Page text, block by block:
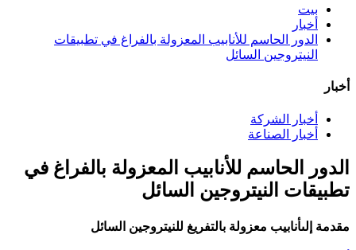
بيت
أخبار
الدور الحاسم للأنابيب المعزولة بالفراغ في تطبيقات
النيتروجين السائل
أخبار
أخبار الشركة
أخبار الصناعة
الدور الحاسم للأنابيب المعزولة بالفراغ في
تطبيقات النيتروجين السائل
مقدمة إلىأنابيب معزولة بالتفريغ للنيتروجين السائل